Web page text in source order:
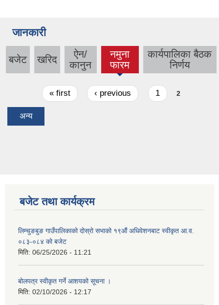
जानकारी
बजेट खरिद
ऐन/
कानुन
नमुना
फारम
(active
tab)
कार्यपालिका बैठक
निर्णय
Pages « first ‹ previous 1 2
अन्य
बजेट तथा कार्यक्रम
लिम्चुङबुङ गाउँपालिकाको दोस्रो सभाको १९औं अधिवेशनबाट स्वीकृत आ.व.
०८३-०८४ को बजेट
मिति: 06/25/2026 - 11:21
बोलपत्र स्वीकृत गर्ने आशयको सूचना ।
मिति: 02/10/2026 - 12:17